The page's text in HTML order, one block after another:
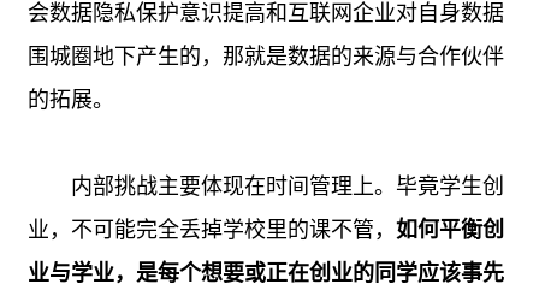
会数据隐私保护意识提高和互联网企业对自身数据
围城圈地下产生的，那就是数据的来源与合作伙伴
的拓展。
内部挑战主要体现在时间管理上。毕竟学生创
业，不可能完全丢掉学校里的课不管，如何平衡创
业与学业，是每个想要或正在创业的同学应该事先